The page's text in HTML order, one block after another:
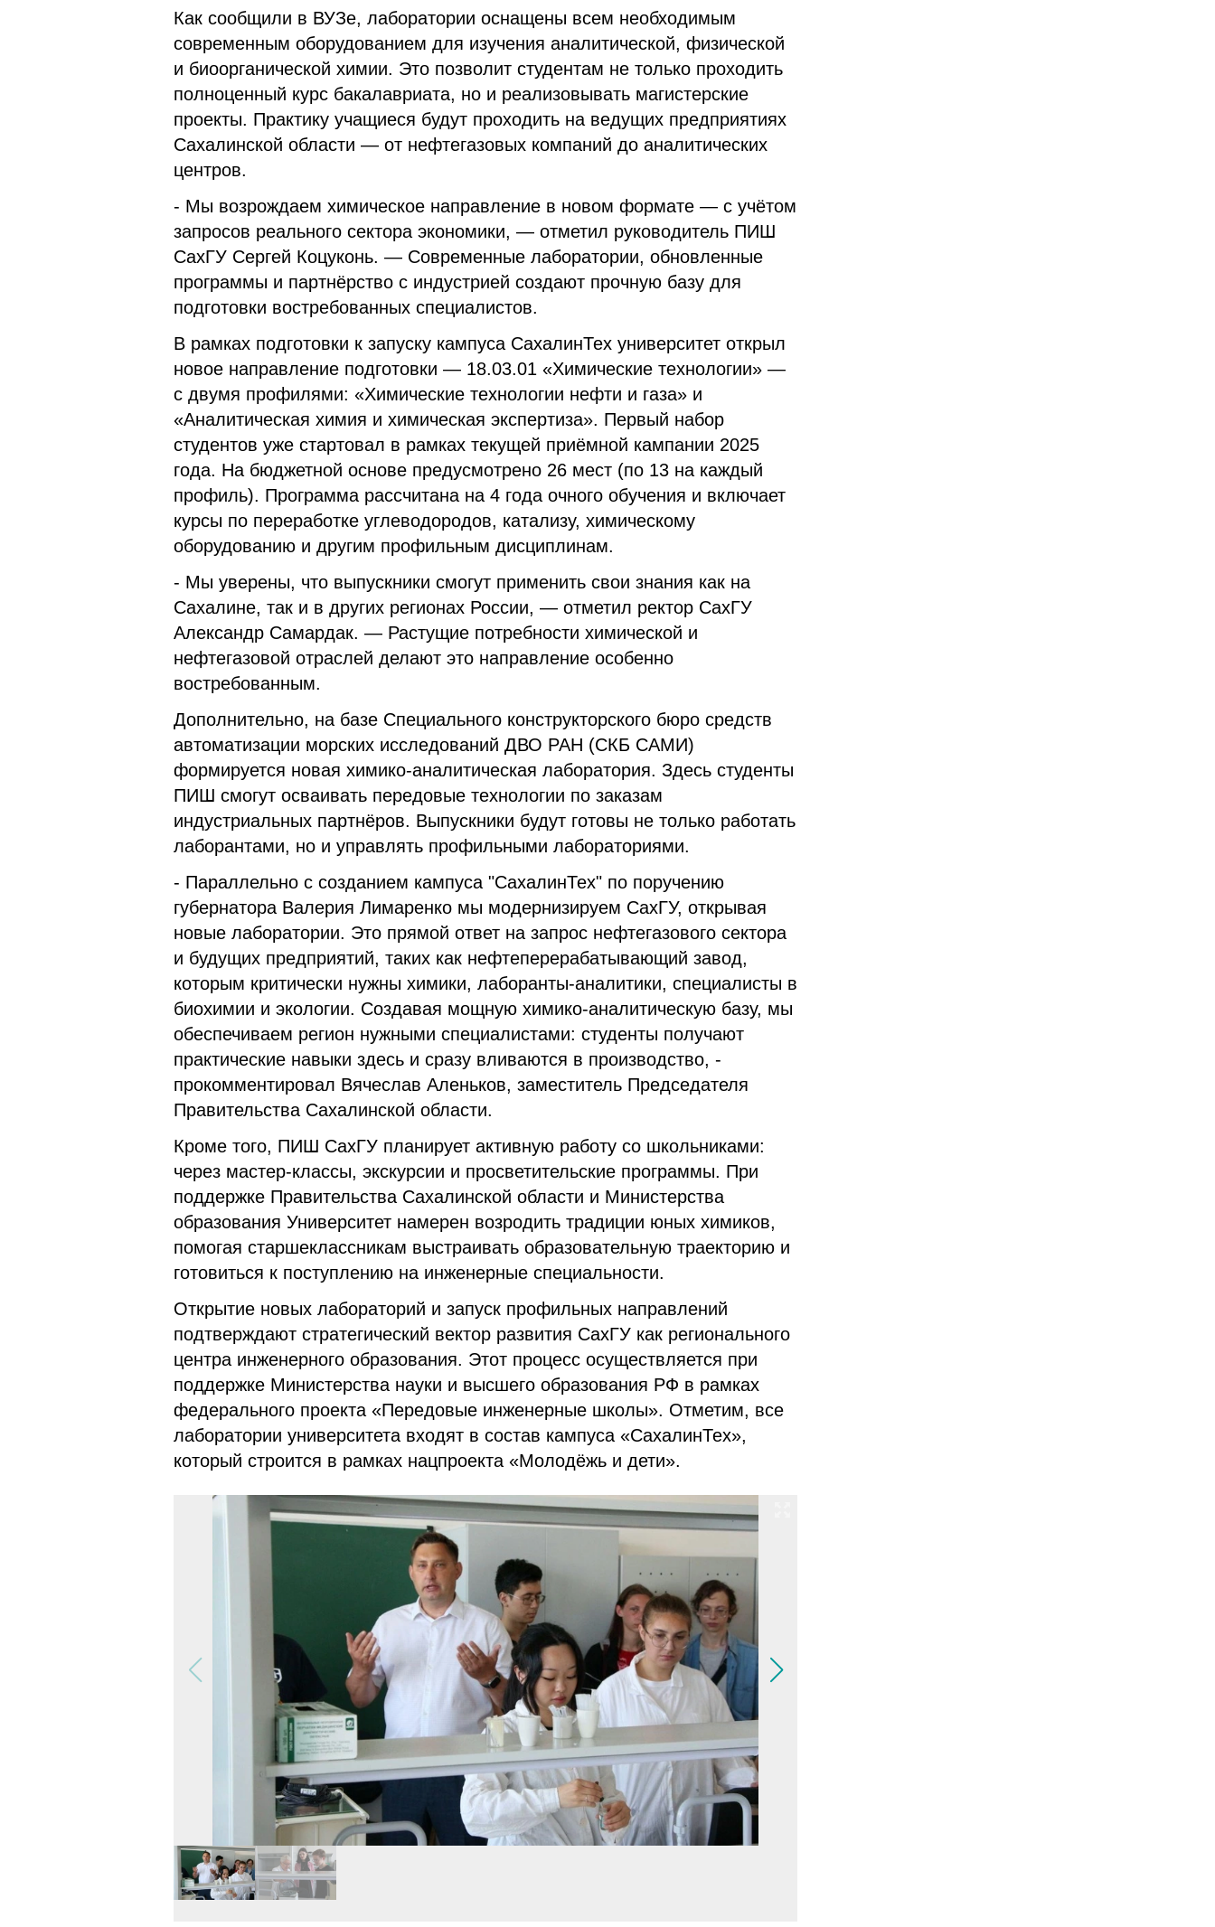
Как сообщили в ВУЗе, лаборатории оснащены всем необходимым
современным оборудованием для изучения аналитической, физической
и биоорганической химии. Это позволит студентам не только проходить
полноценный курс бакалавриата, но и реализовывать магистерские
проекты. Практику учащиеся будут проходить на ведущих предприятиях
Сахалинской области — от нефтегазовых компаний до аналитических
центров.
- Мы возрождаем химическое направление в новом формате — с учётом
запросов реального сектора экономики, — отметил руководитель ПИШ
СахГУ Сергей Коцуконь. — Современные лаборатории, обновленные
программы и партнёрство с индустрией создают прочную базу для
подготовки востребованных специалистов.
В рамках подготовки к запуску кампуса СахалинТех университет открыл
новое направление подготовки — 18.03.01 «Химические технологии» —
с двумя профилями: «Химические технологии нефти и газа» и
«Аналитическая химия и химическая экспертиза». Первый набор
студентов уже стартовал в рамках текущей приёмной кампании 2025
года. На бюджетной основе предусмотрено 26 мест (по 13 на каждый
профиль). Программа рассчитана на 4 года очного обучения и включает
курсы по переработке углеводородов, катализу, химическому
оборудованию и другим профильным дисциплинам.
- Мы уверены, что выпускники смогут применить свои знания как на
Сахалине, так и в других регионах России, — отметил ректор СахГУ
Александр Самардак. — Растущие потребности химической и
нефтегазовой отраслей делают это направление особенно
востребованным.
Дополнительно, на базе Специального конструкторского бюро средств
автоматизации морских исследований ДВО РАН (СКБ САМИ)
формируется новая химико-аналитическая лаборатория. Здесь студенты
ПИШ смогут осваивать передовые технологии по заказам
индустриальных партнёров. Выпускники будут готовы не только работать
лаборантами, но и управлять профильными лабораториями.
- Параллельно с созданием кампуса "СахалинТех" по поручению
губернатора Валерия Лимаренко мы модернизируем СахГУ, открывая
новые лаборатории. Это прямой ответ на запрос нефтегазового сектора
и будущих предприятий, таких как нефтеперерабатывающий завод,
которым критически нужны химики, лаборанты-аналитики, специалисты в
биохимии и экологии. Создавая мощную химико-аналитическую базу, мы
обеспечиваем регион нужными специалистами: студенты получают
практические навыки здесь и сразу вливаются в производство, -
прокомментировал Вячеслав Аленьков, заместитель Председателя
Правительства Сахалинской области.
Кроме того, ПИШ СахГУ планирует активную работу со школьниками:
через мастер-классы, экскурсии и просветительские программы. При
поддержке Правительства Сахалинской области и Министерства
образования Университет намерен возродить традиции юных химиков,
помогая старшеклассникам выстраивать образовательную траекторию и
готовиться к поступлению на инженерные специальности.
Открытие новых лабораторий и запуск профильных направлений
подтверждают стратегический вектор развития СахГУ как регионального
центра инженерного образования. Этот процесс осуществляется при
поддержке Министерства науки и высшего образования РФ в рамках
федерального проекта «Передовые инженерные школы». Отметим, все
лаборатории университета входят в состав кампуса «СахалинТех»,
который строится в рамках нацпроекта «Молодёжь и дети».